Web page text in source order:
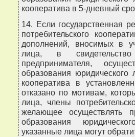
кооператива в 5-дневный
14. Если государственная
потребительского
дополнений, вносимых в
лица, в
предпринимателя,
образования юридического
кооператива в
отказано по мотивам,
лица, члены
желающее осуществлять
образования
указанные лица могут